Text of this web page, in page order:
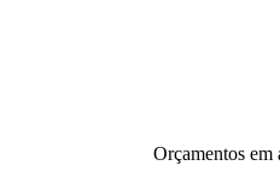
Orçamentos em